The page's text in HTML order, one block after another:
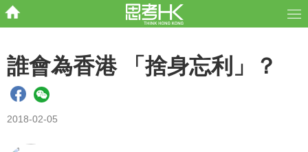
誰會為香港 「捨身忘利」？
2018-02-05